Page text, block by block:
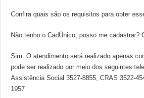
Confira quais são os requisitos para obter
Não tenho o CadÚnico, posso me cadastrar?
Sim. O atendimento será realizado apenas
pode ser realizado por meio dos seguintes
Assistência Social 3527-8855, CRAS 3522-
1957